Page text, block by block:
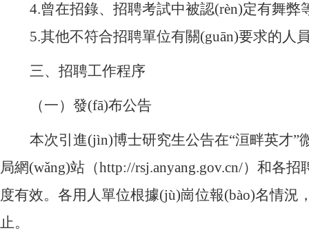
4.曾在招錄、招聘考試中被認(rèn)定有舞弊等
5.其他不符合招聘單位有關(guān)要求的人
三、招聘工作程序
（一）發(fā)布公告
本次引進(jìn)博士研究生公告在“洹畔英才”
局網(wǎng)站（http://rsj.anyang.gov.cn/）和各
度有效。各用人單位根據(jù)崗位報(bào)名情況
止。